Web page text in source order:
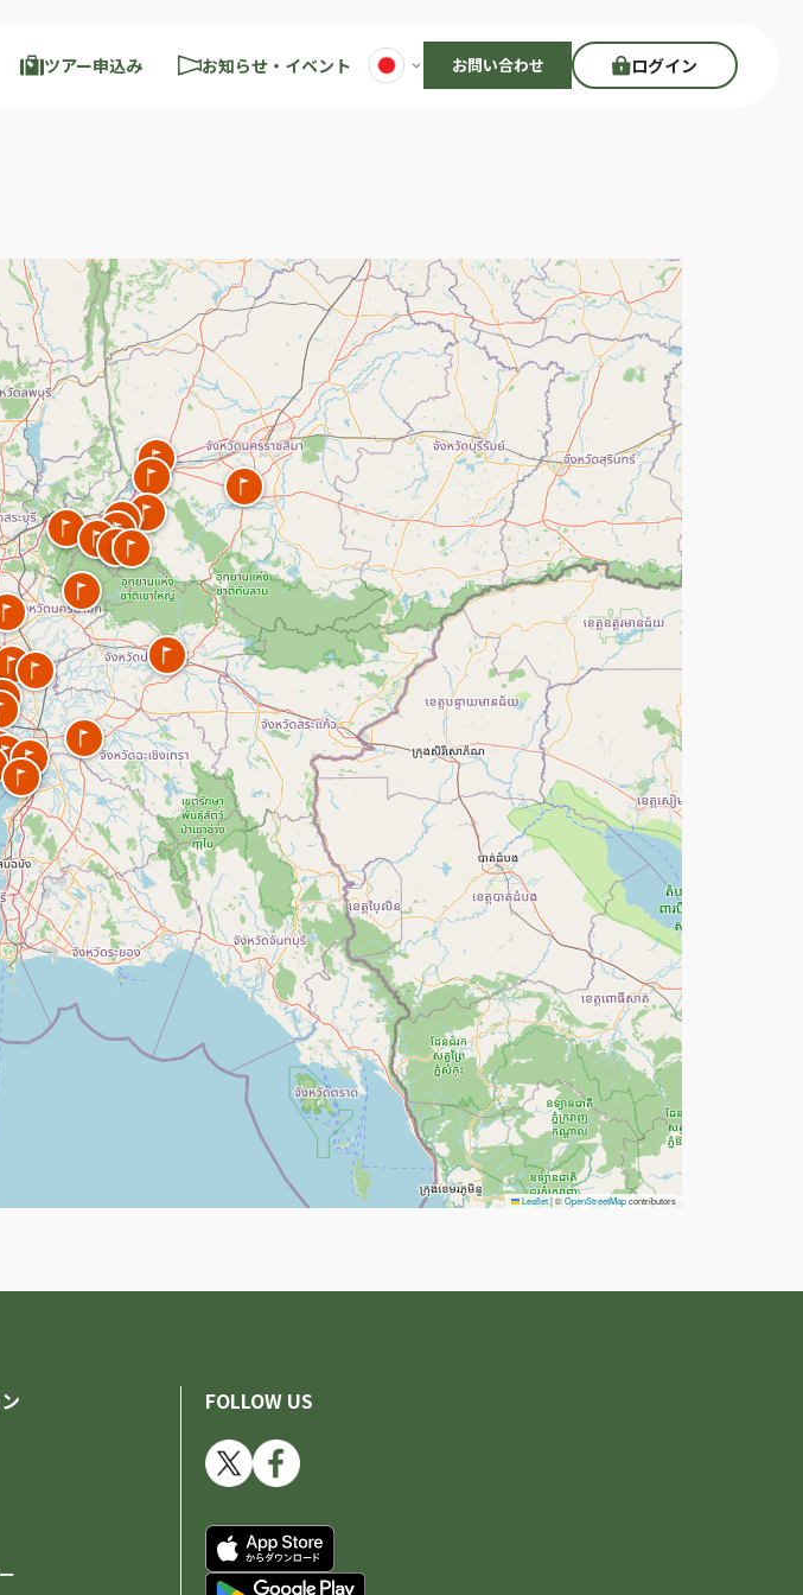
ツアー申込み お知らせ・イベント お問い合わせ ログイン
Leaflet|©OpenStreetMapcontributors
FOLLOW US